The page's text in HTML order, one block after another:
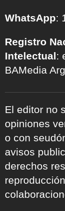
WhatsApp:
Registro
Intelectual:
BAMedia
El editor no
opiniones
o con
avisos
derechos